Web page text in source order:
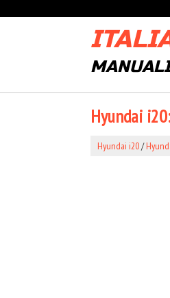
Hyundai
Hyundai i20/